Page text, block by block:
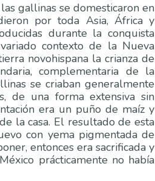
gallinas se domesticaron en
por toda Asia, África y
durante la conquista
contexto de la Nueva
novohispana la crianza de
complementaria de la
se criaban generalmente
de una forma extensiva sin
era un puño de maíz y
la casa. El resultado de esta
con yema pigmentada de
entonces era sacrificada y
prácticamente no había